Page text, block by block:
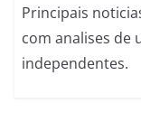
Principais
com analises de
independentes.